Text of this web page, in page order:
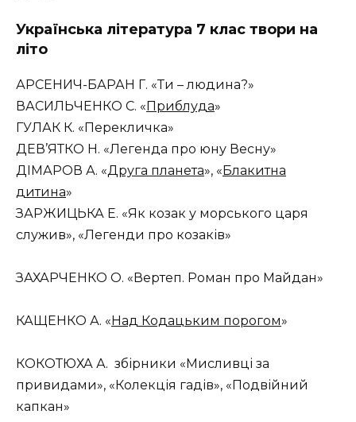
Українська література 7 клас твори на
літо
АРСЕНИЧ-БАРАН Г. «Ти – людина?»
ВАСИЛЬЧЕНКО С. «Приблуда»
ГУЛАК К. «Перекличка»
ДЕВ’ЯТКО Н. «Легенда про юну Весну»
ДІМАРОВ А. «Друга планета», «Блакитна
дитина»
ЗАРЖИЦЬКА Е. «Як козак у морського царя
служив», «Легенди про козаків»
ЗАХАРЧЕНКО О. «Вертеп. Роман про Майдан»
КАЩЕНКО А. «Над Кодацьким порогом»
КОКОТЮХА А. збірники «Мисливці за
привидами», «Колекція гадів», «Подвійний
капкан»